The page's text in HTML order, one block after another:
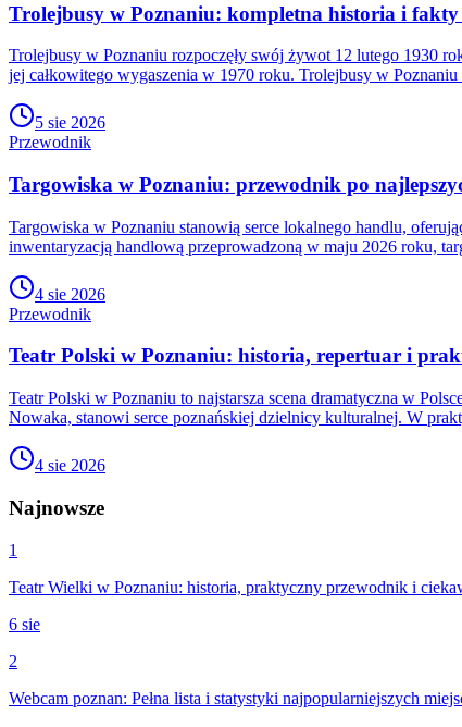
Trolejbusy w Poznaniu: kompletna historia i fakty
Trolejbusy w Poznaniu rozpoczęły swój żywot 12 lutego 1930
jej całkowitego wygaszenia w 1970 roku. Trolejbusy w
5 sie 2026
Przewodnik
Targowiska w Poznaniu: przewodnik po
Targowiska w Poznaniu stanowią serce lokalnego handlu,
inwentaryzacją handlową przeprowadzoną w maju 2026 roku,
4 sie 2026
Przewodnik
Teatr Polski w Poznaniu: historia, repertuar i
Teatr Polski w Poznaniu to najstarsza scena dramatyczna w
Nowaka, stanowi serce poznańskiej dzielnicy kulturalnej. W
4 sie 2026
Najnowsze
1
Teatr Wielki w Poznaniu: historia, praktyczny przewodnik i
6 sie
2
Webcam poznan: Pełna lista i statystyki najpopularniejszych